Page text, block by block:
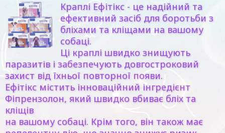
Краплі Ефітікс - це надійний та
ефективний засіб для боротьби з
бліхами та кліщами на вашому
собаці.
Ці краплі швидко знищують
паразитів і забезпечують довгостроковий
захист від їхньої повторної появи.
Ефітікс містить інноваційний інгредієнт
Фіпрензолон, який швидко вбиває бліх та
кліщів
на вашому собаці. Крім того, він також має